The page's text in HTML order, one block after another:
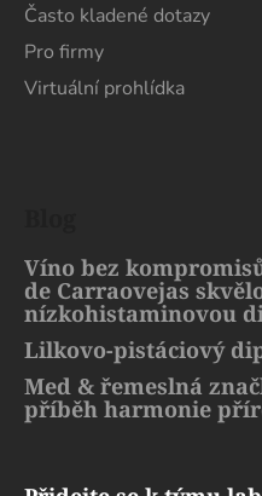
Často kladené dotazy
Pro firmy
Virtuální prohlídka
Víno bez
de Carraovejas
nízkohistaminovou
Lilkovo-pistáciový
Med & řemeslná
příběh harmonie